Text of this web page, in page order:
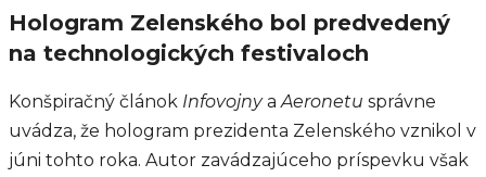
Hologram Zelenského bol predvedený
na technologických festivaloch
Konšpiračný článok Infovojnya Aeronetu správne
uvádza, že hologram prezidenta Zelenského vznikol v
júni tohto roka. Autor zavádzajúceho príspevku však